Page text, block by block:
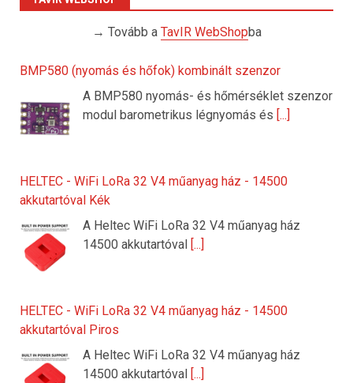
→ Tovább a TavIR WebShopba
BMP580 (nyomás és hőfok) kombinált szenzor
A BMP580 nyomás- és hőmérséklet szenzor
modul barometrikus légnyomás és [...]
HELTEC - WiFi LoRa 32 V4 műanyag ház - 14500
akkutartóval Kék
A Heltec WiFi LoRa 32 V4 műanyag ház
14500 akkutartóval
[...]
HELTEC - WiFi LoRa 32 V4 műanyag ház - 14500
akkutartóval Piros
A Heltec WiFi LoRa 32 V4 műanyag ház
14500 akkutartóval
[...]